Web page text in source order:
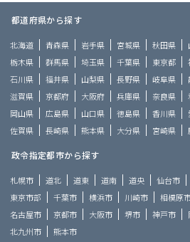
都道府県から探す
北海道 青森県 岩手県 宮城県 秋田県
栃木県
群馬県 埼玉県 千葉県 東京都
石川県
福井県 山梨県 長野県 岐阜県
滋賀県
京都府 大阪府 兵庫県 奈良県
岡山県
広島県 山口県 徳島県 香川県
佐賀県
長崎県 熊本県 大分県 宮崎県
政令指定都市から探す
札幌市 道北 道東 道南 道央 仙台市
東京市部
千葉市 横浜市 川崎市 相模原
名古屋市
京都市 大阪市 堺市 神戸市
北九州市
熊本市